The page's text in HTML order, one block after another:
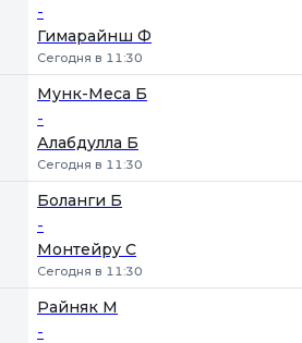
-
Гимарайнш Ф
Сегодня в 11:30
Мунк-Меса Б
-
Алабдулла Б
Сегодня в 11:30
Боланги Б
-
Монтейру С
Сегодня в 11:30
Райняк М
-